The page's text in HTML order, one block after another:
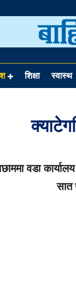
शिक्षा स्वास्थ
वडा
सात